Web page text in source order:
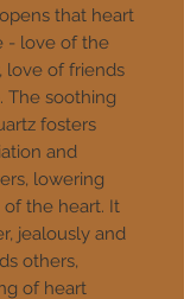
that heart
- love of the
love of friends
The soothing
fosters
and
lowering
of the heart. It
jealously and
others,
of heart